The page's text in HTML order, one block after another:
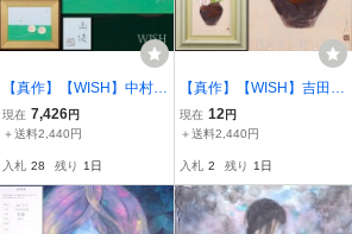
【真作】【WISH】中村岳
陵 日本画 10号 ◆涼やか
な酒杯と瑞々しい白桃
会員 文化功労者 物故巨匠
#26073060
現在 7,426円
＋送料2,440円
入札 28 残り 1日
【真作】【WISH】吉田多
最「斑の椿」日本画 8号
共シール ◆淡い背景に映
無所属 武蔵野美術大学卒
業 #26063339
現在 12 円
＋送料2,440円
入札 2 残り 1日